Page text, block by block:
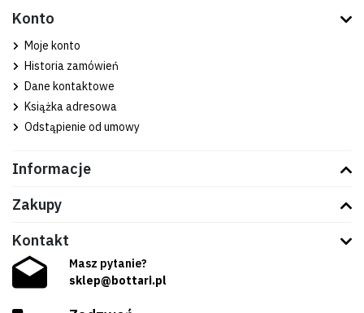
Konto
Moje konto
Historia zamówień
Dane kontaktowe
Książka adresowa
Odstąpienie od umowy
Informacje
Zakupy
Kontakt
Masz pytanie?
sklep@bottari.pl